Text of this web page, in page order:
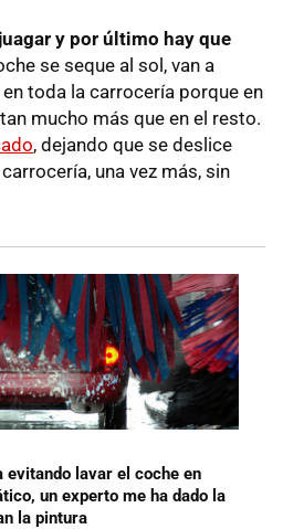
y por último hay que
se seque al sol, van a
toda la carrocería porque en
mucho más que en el resto.
, dejando que se deslice
una vez más, sin
evitando lavar el coche en
un experto me ha dado la
la pintura